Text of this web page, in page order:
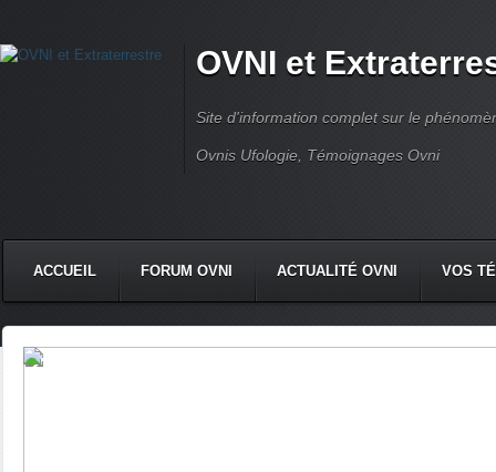
OVNI et
Site d'information complet sur le
Ovnis Ufologie, Témoignages Ovni
ACCUEIL FORUM OVNI ACTUALITÉ OVNI VOS